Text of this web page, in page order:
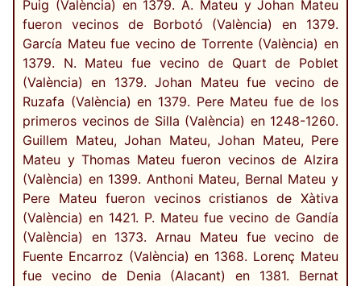
Puig (València) en 1379. A. Mateu y Johan Mateu
fueron vecinos de Borbotó (València) en 1379.
García Mateu fue vecino de Torrente (València) en
1379. N. Mateu fue vecino de Quart de Poblet
(València) en 1379. Johan Mateu fue vecino de
Ruzafa (València) en 1379. Pere Mateu fue de los
primeros vecinos de Silla (València) en 1248-1260.
Guillem Mateu, Johan Mateu, Johan Mateu, Pere
Mateu y Thomas Mateu fueron vecinos de Alzira
(València) en 1399. Anthoni Mateu, Bernal Mateu y
Pere Mateu fueron vecinos cristianos de Xàtiva
(València) en 1421. P. Mateu fue vecino de Gandía
(València) en 1373. Arnau Mateu fue vecino de
Fuente Encarroz (València) en 1368. Lorenç Mateu
fue vecino de Denia (Alacant) en 1381. Bernat